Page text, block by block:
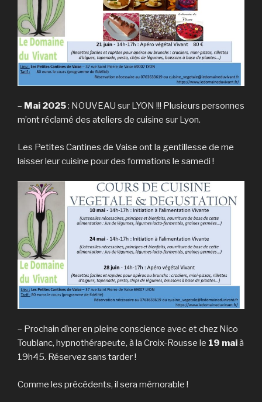
– Mai 2025: NOUVEAU sur LYON !!! Plusieurs personnes
m’ont réclamé des ateliers de cuisine sur Lyon.
Les Petites Cantines de Vaise ont la gentillesse de me
laisser leur cuisine pour des formations le samedi !
– Prochain dîner en pleine conscience avec et chez Nico
Toublanc, hypnothérapeute, à la Croix-Rousse le 19 maià
19h45. Réservez sans tarder !
Comme les précédents, il sera mémorable !